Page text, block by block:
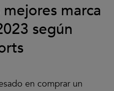
marca
según
en comprar un